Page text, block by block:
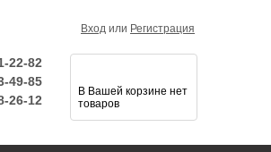
Вход или Регистрация
22-82
49-85
26-12
В Вашей корзине нет
товаров